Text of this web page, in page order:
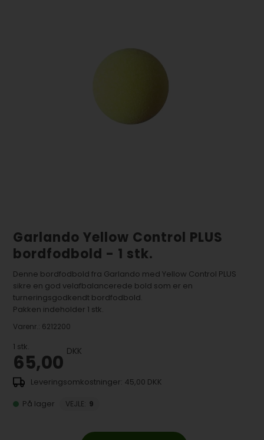
Garlando Yellow Control PLUS
bordfodbold - 1 stk.
Denne bordfodbold fra Garlando med Yellow Control PLUS
sikre en god velafbalancerede bold som er en
turneringsgodkendt bordfodbold.
Pakken indeholder 1 stk.
Varenr.: 6212200
1 stk.
65,00 DKK
45,00 DKK
På lager
VEJLE: 9